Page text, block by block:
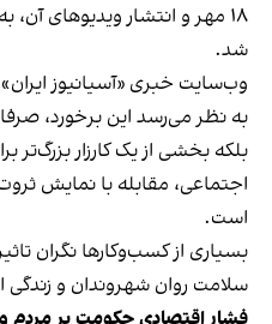
۱۸ مهر و انتشار ویدیوهای
شد.
وب‌سایت خبری «آسیانیوز
به نظر می‌رسد این برخورد،
بلکه بخشی از یک کارزار بزرگ‌تر
اجتماعی، مقابله با نمایش
است.
بسیاری از کسب‌وکارها نگران
سلامت روان شهروندان و